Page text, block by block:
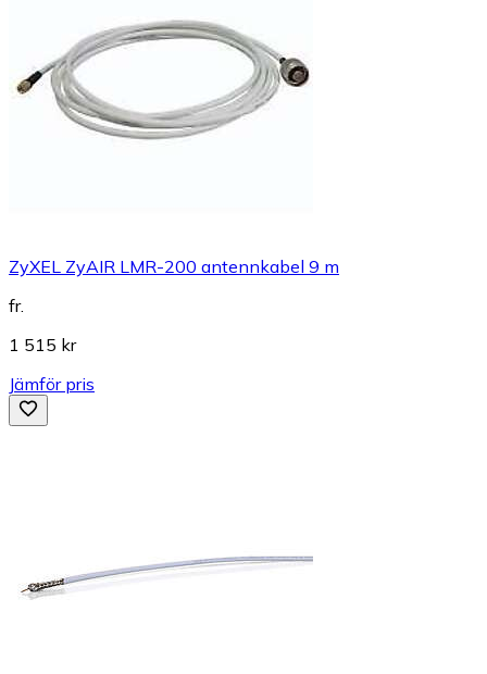
ZyXEL ZyAIR LMR-200 antennkabel 9 m
fr.
1 515 kr
Jämför pris